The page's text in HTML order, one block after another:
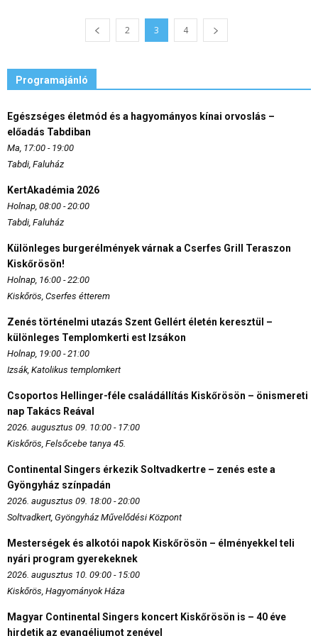
2 3 4
Programajánló
Egészséges életmód és a hagyományos kínai orvoslás –
előadás Tabdiban
Ma, 17:00 - 19:00
Tabdi, Faluház
KertAkadémia 2026
Holnap, 08:00 - 20:00
Tabdi, Faluház
Különleges burgerélmények várnak a Cserfes Grill Teraszon
Kiskőrösön!
Holnap, 16:00 - 22:00
Kiskőrös, Cserfes étterem
Zenés történelmi utazás Szent Gellért életén keresztül –
különleges Templomkerti est Izsákon
Holnap, 19:00 - 21:00
Izsák, Katolikus templomkert
Csoportos Hellinger-féle családállítás Kiskőrösön – önismereti
nap Takács Reával
2026. augusztus 09. 10:00 - 17:00
Kiskőrös, Felsőcebe tanya 45.
Continental Singers érkezik Soltvadkertre – zenés este a
Gyöngyház színpadán
2026. augusztus 09. 18:00 - 20:00
Soltvadkert, Gyöngyház Művelődési Központ
Mesterségek és alkotói napok Kiskőrösön – élményekkel teli
nyári program gyerekeknek
2026. augusztus 10. 09:00 - 15:00
Kiskőrös, Hagyományok Háza
Magyar Continental Singers koncert Kiskőrösön is – 40 éve
hirdetik az evangéliumot zenével